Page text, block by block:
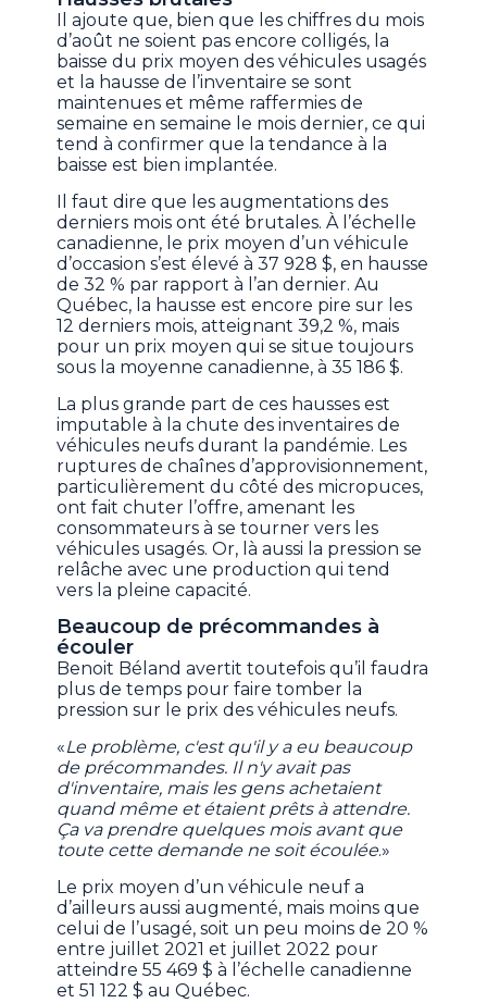
Il ajoute que, bien que les chiffres du mois
d’août ne soient pas encore colligés, la
baisse du prix moyen des véhicules usagés
et la hausse de l’inventaire se sont
maintenues et même raffermies de
semaine en semaine le mois dernier, ce qui
tend à confirmer que la tendance à la
baisse est bien implantée.
Il faut dire que les augmentations des
derniers mois ont été brutales. À l’échelle
canadienne, le prix moyen d’un véhicule
d’occasion s’est élevé à 37 928 $, en hausse
de 32 % par rapport à l’an dernier. Au
Québec, la hausse est encore pire sur les
12 derniers mois, atteignant 39,2 %, mais
pour un prix moyen qui se situe toujours
sous la moyenne canadienne, à 35 186 $.
La plus grande part de ces hausses est
imputable à la chute des inventaires de
véhicules neufs durant la pandémie. Les
ruptures de chaînes d’approvisionnement,
particulièrement du côté des micropuces,
ont fait chuter l’offre, amenant les
consommateurs à se tourner vers les
véhicules usagés. Or, là aussi la pression se
relâche avec une production qui tend
vers la pleine capacité.
Beaucoup de précommandes à
écouler
Benoit Béland avertit toutefois qu’il faudra
plus de temps pour faire tomber la
pression sur le prix des véhicules neufs.
«Le problème, c'est qu'il y a eu beaucoup
de précommandes. Il n'y avait pas
d'inventaire, mais les gens achetaient
quand même et étaient prêts à attendre.
Ça va prendre quelques mois avant que
toute cette demande ne soit écoulée.»
Le prix moyen d’un véhicule neuf a
d’ailleurs aussi augmenté, mais moins que
celui de l’usagé, soit un peu moins de 20 %
entre juillet 2021 et juillet 2022 pour
atteindre 55 469 $ à l’échelle canadienne
et 51 122 $ au Québec.